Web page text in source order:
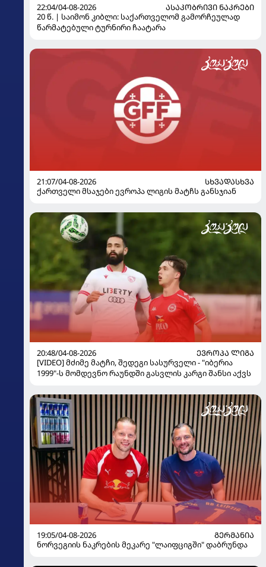
22:04/04-08-2026
ᲐᲡᲐᲙᲝᲑᲠᲘᲕᲘ ᲜᲐᲙᲠᲔᲑᲘ
20 წ. | საიმონ კიბლი: საქართველომ გამორჩეულად
წარმატებული ტურნირი ჩაატარა
21:07/04-08-2026
ᲡᲮᲕᲐᲓᲐᲡᲮᲕᲐ
ქართველი მსაჯები ევროპა ლიგის მატჩს განსჯიან
20:48/04-08-2026
ᲔᲕᲠᲝᲞᲐ ᲚᲘᲒᲐ
[VIDEO] მძიმე მატჩი, შედეგი სასურველი - "იბერია
1999"-ს მომდევნო რაუნდში გასვლის კარგი შანსი აქვს
19:05/04-08-2026
ᲒᲔᲠᲛᲐᲜᲘᲐ
ნორვეგიის ნაკრების მეკარე "ლაიფციგში" დაბრუნდა